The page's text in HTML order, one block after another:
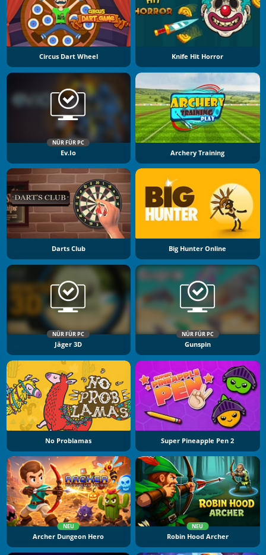
Circus Dart Wheel Knife Hit Horror
NÜR FÜR PC
Ev.io Archery Training
Darts Club Big Hunter Online
NÜR FÜR PC
Jäger 3D
NÜR FÜR PC
Gunspin
No Problamas Super Pineapple Pen 2
NEU
Archer Dungeon Hero
NEU
Robin Hood Archer